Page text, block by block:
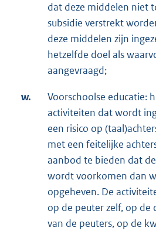
dat deze middelen niet
subsidie verstrekt
deze middelen zijn
hetzelfde doel als
aangevraagd;
w.
Voorschoolse educatie:
activiteiten dat wordt
een risico op
met een feitelijke
aanbod te bieden dat
wordt voorkomen dan
opgeheven. De
op de peuter zelf, op de
van de peuters, op de